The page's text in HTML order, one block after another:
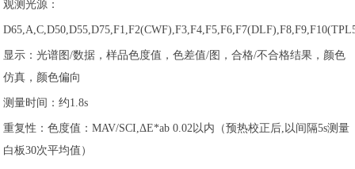
观测光源：
显示：光谱图/数据，样品色度值，色差值/图，合格/不合格结果，颜色
仿真，颜色偏向
测量时间：约1.8s
重复性：色度值：MAV/SCI,ΔE*ab 0.02以内（预热校正后,以间隔5s测量
白板30次平均值）